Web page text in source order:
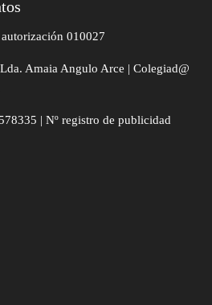
010027
Amaia Angulo Arce | Colegiad@
| Nº registro de publicidad